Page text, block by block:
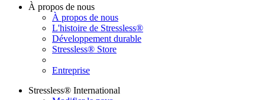
À propos de nous
À propos de nous
L'histoire de Stressless®
Développement durable
Stressless® Store
Entreprise
Stressless® International